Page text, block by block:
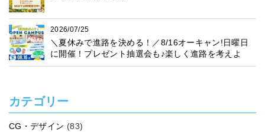
2026/07/25
＼夏休みで進路を決める！／8/16オーキャン!日曜日
に開催！プレゼント抽選会も♪楽しく進路を考えよ
う！
カテゴリー
CG・デザイン (83)